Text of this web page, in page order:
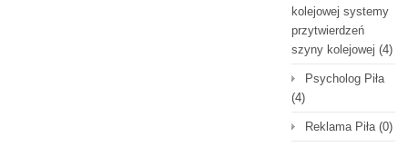
kolejowej systemy
przytwierdzeń
szyny kolejowej (4)
Psycholog Piła
(4)
Reklama Piła(0)